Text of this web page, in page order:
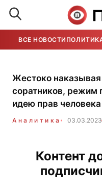
ВСЕ НОВОСТИ
Жестоко наказывая
соратников, режим
идею прав человека
Аналитика 03.03.2023
Контент